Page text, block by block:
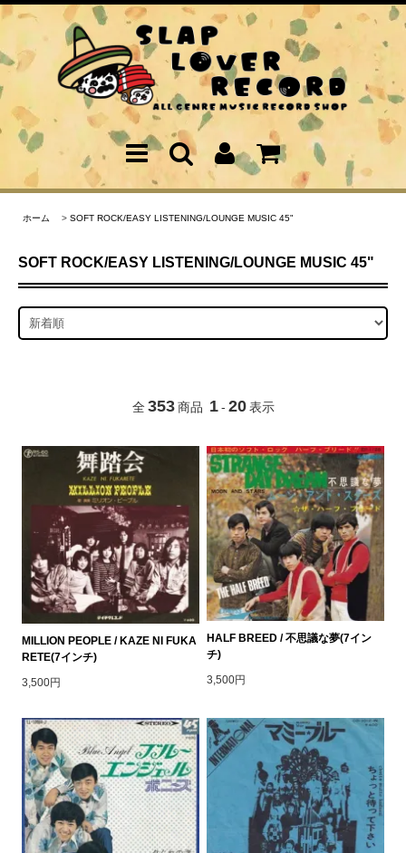
ホーム > SOFT ROCK/EASY LISTENING/LOUNGE MUSIC 45"
SOFT ROCK/EASY LISTENING/LOUNGE MUSIC 45"
全 353 商品 1 - 20 表示
MILLION PEOPLE / KAZE NI FUKA
RETE(7インチ)
3,500円
HALF BREED / 不思議な夢(7イン
チ)
3,500円